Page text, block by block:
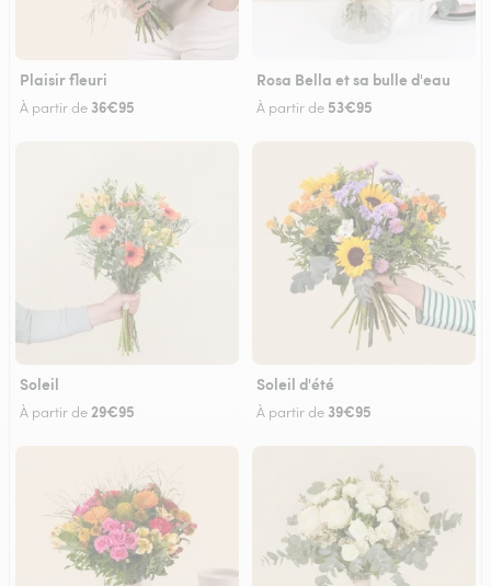
Plaisir fleuri
À partir de 36€95
Rosa Bella et sa bulle d'eau
À partir de 53€95
Soleil
À partir de29€95
Soleil d'été
À partir de 39€95